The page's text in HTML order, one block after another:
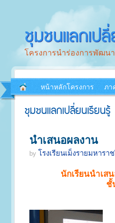
ชุมชนแลกเป
โครงการนำร่องการพัฒน
หน้าหลักโครงการ ภา
ชุมชนแลกเปลี่ยนเรียนรู้
นำเสนอผลงาน
by โรงเรียนเม็งรายมหารา
นักเรียนนำเส
ชั้